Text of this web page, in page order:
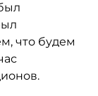
что будем